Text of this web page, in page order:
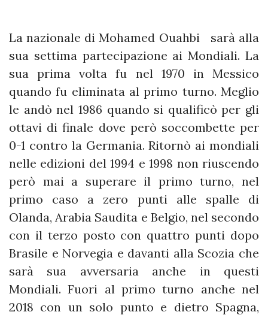
La nazionale di Mohamed Ouahbi sarà alla
sua settima partecipazione ai Mondiali. La
sua prima volta fu nel 1970 in Messico
quando fu eliminata al primo turno. Meglio
le andò nel 1986 quando si qualificò per gli
ottavi di finale dove però soccombette per
0-1 contro la Germania. Ritornò ai mondiali
nelle edizioni del 1994 e 1998 non riuscendo
però mai a superare il primo turno, nel
primo caso a zero punti alle spalle di
Olanda, Arabia Saudita e Belgio, nel secondo
con il terzo posto con quattro punti dopo
Brasile e Norvegia e davanti alla Scozia che
sarà sua avversaria anche in questi
Mondiali. Fuori al primo turno anche nel
2018 con un solo punto e dietro Spagna,